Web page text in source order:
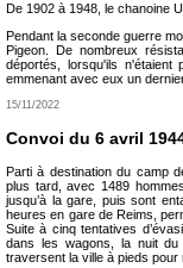
De 1902 à 1948, le chanoine
Pendant la seconde guerre
Pigeon. De nombreux
déportés, lorsqu'ils
emmenant avec eux un
15/11/2022
Convoi du 6 avril
Parti à destination du camp
plus tard, avec 1489
jusqu’à la gare, puis sont
heures en gare de Reims,
Suite à cinq tentatives
dans les wagons, la nuit
traversent la ville à pieds pour